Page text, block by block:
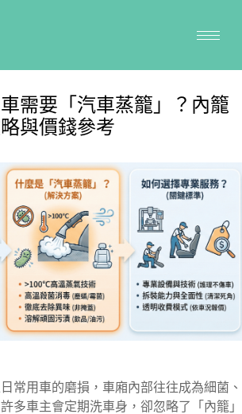
需要「汽車蒸籠」？內籠
與價錢參考
常用車的磨損，車廂內部往往成為細菌、
多車主會定期洗車身，卻忽略了「內籠」